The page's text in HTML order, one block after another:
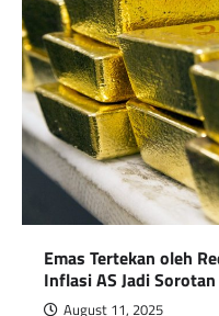
Emas Tertekan oleh
Inflasi AS Jadi Sorotan
August 11, 2025